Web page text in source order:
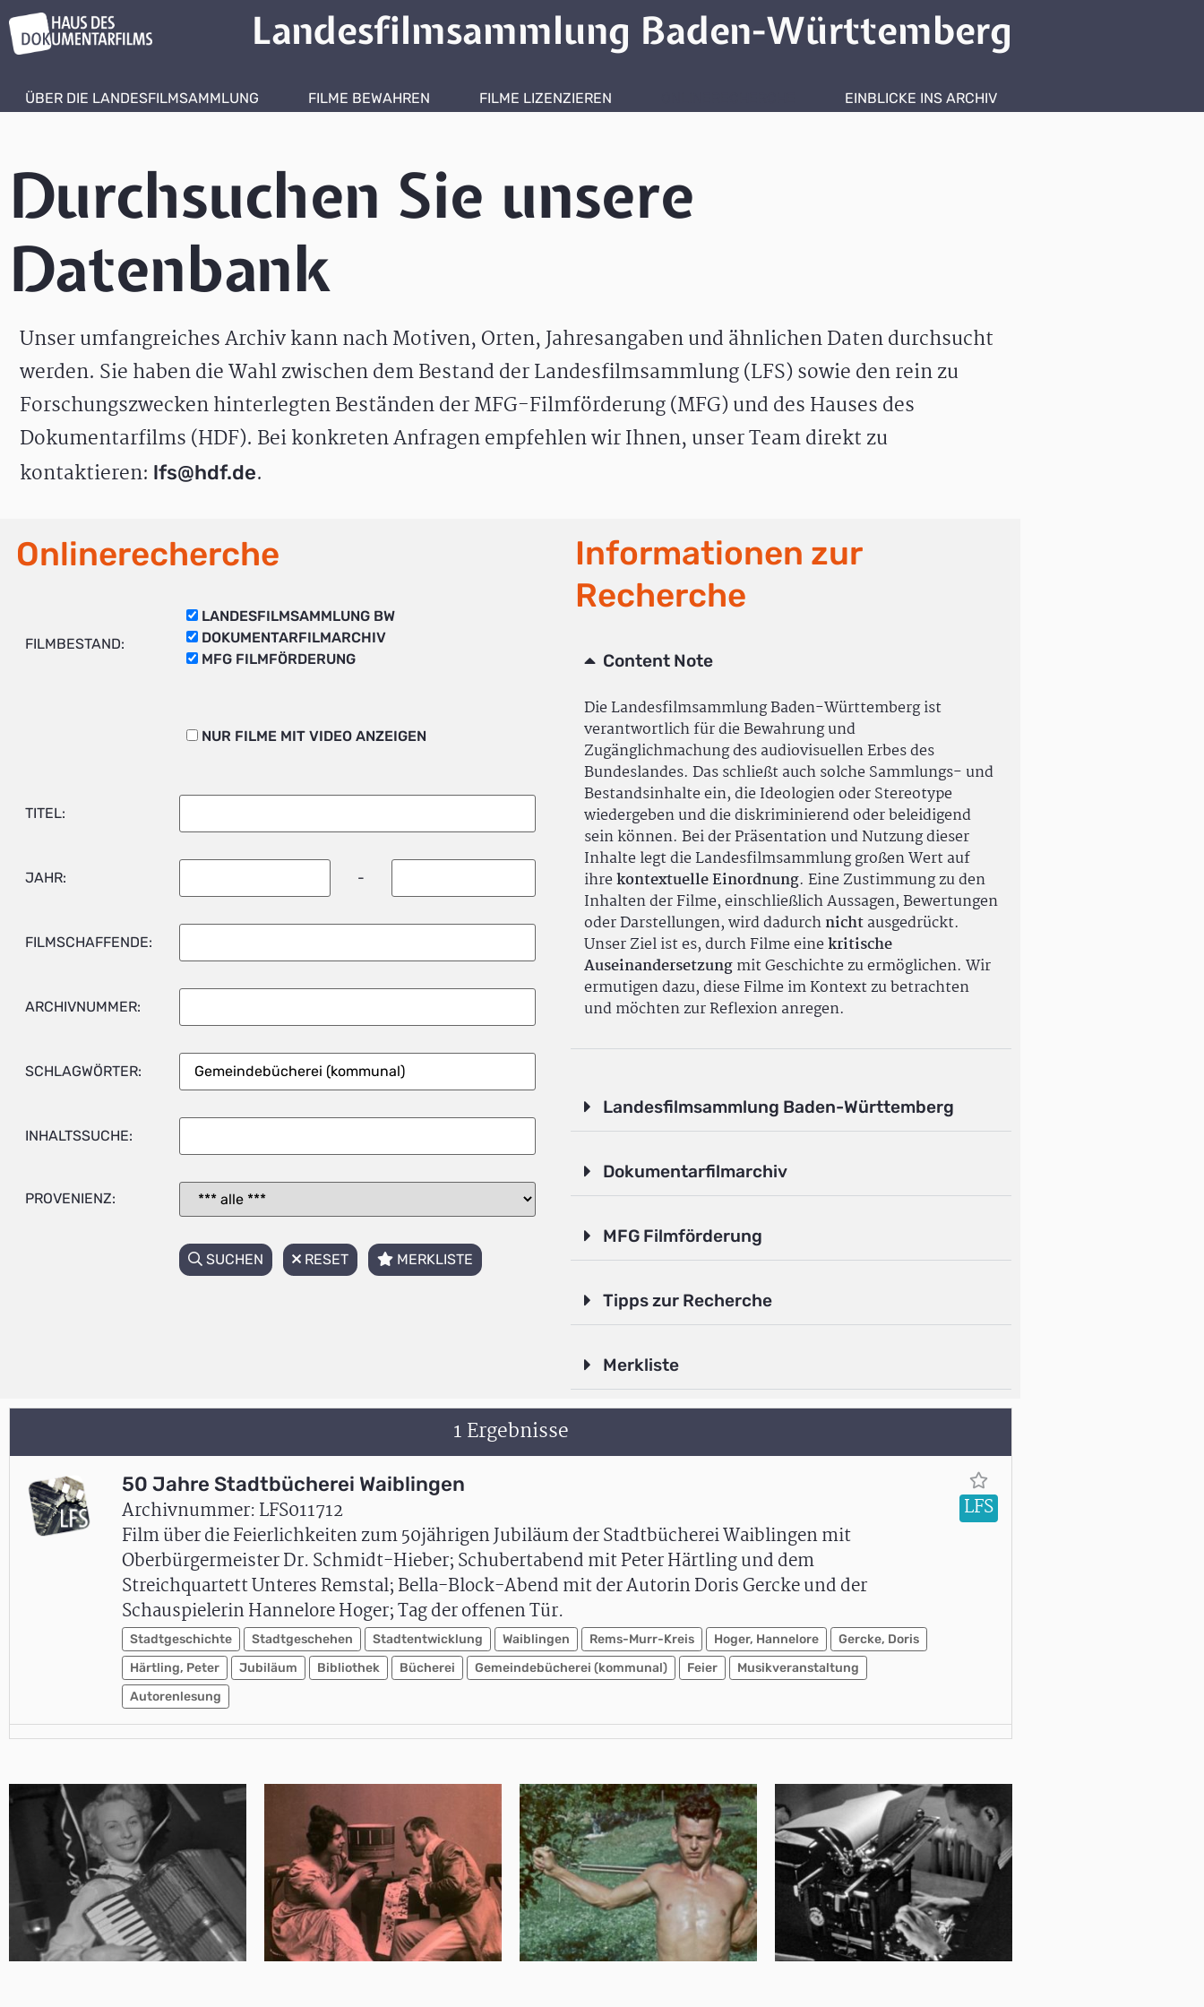
Landesfilmsammlung Baden-Württemberg
ÜBER DIE LANDESFILMSAMMLUNG FILME BEWAHREN FILME LIZENZIEREN EINBLICKE INS ARCHIV
Durchsuchen Sie unsere
Datenbank
Unser umfangreiches Archiv kann nach Motiven, Orten, Jahresangaben und ähnlichen Daten durchsucht
werden. Sie haben die Wahl zwischen dem Bestand der Landesfilmsammlung (LFS) sowie den rein zu
Forschungszwecken hinterlegten Beständen der MFG-Filmförderung (MFG) und des Hauses des
Dokumentarfilms (HDF). Bei konkreten Anfragen empfehlen wir Ihnen, unser Team direkt zu
kontaktieren: lfs@hdf.de.
Onlinerecherche
FILMBESTAND:
LANDESFILMSAMMLUNG BW
DOKUMENTARFILMARCHIV
MFG FILMFÖRDERUNG
NUR FILME MIT VIDEO ANZEIGEN
TITEL:
JAHR: -
FILMSCHAFFENDE:
ARCHIVNUMMER:
SCHLAGWÖRTER:
INHALTSSUCHE:
PROVENIENZ:
SUCHEN RESET MERKLISTE
Informationen zur
Recherche
Content Note
Die Landesfilmsammlung Baden-Württemberg ist
verantwortlich für die Bewahrung und
Zugänglichmachung des audiovisuellen Erbes des
Bundeslandes. Das schließt auch solche Sammlungs- und
Bestandsinhalte ein, die Ideologien oder Stereotype
wiedergeben und die diskriminierend oder beleidigend
sein können. Bei der Präsentation und Nutzung dieser
Inhalte legt die Landesfilmsammlung großen Wert auf
ihrekontextuelle Einordnung. Eine Zustimmung zu den
Inhalten der Filme, einschließlich Aussagen, Bewertungen
oder Darstellungen, wird dadurchnichtausgedrückt.
Unser Ziel ist es, durch Filme einekritische
Auseinandersetzungmit Geschichte zu ermöglichen. Wir
ermutigen dazu, diese Filme im Kontext zu betrachten
und möchten zur Reflexion anregen.
Landesfilmsammlung Baden-Württemberg
Dokumentarfilmarchiv
MFG Filmförderung
Tipps zur Recherche
Merkliste
1 Ergebnisse
50 Jahre Stadtbücherei Waiblingen
Archivnummer: LFS011712
Film über die Feierlichkeiten zum 50jährigen Jubiläum der Stadtbücherei Waiblingen mit
Oberbürgermeister Dr. Schmidt-Hieber; Schubertabend mit Peter Härtling und dem
Streichquartett Unteres Remstal; Bella-Block-Abend mit der Autorin Doris Gercke und der
Schauspielerin Hannelore Hoger; Tag der offenen Tür.
Stadtgeschichte Stadtgeschehen Stadtentwicklung Waiblingen Rems-Murr-Kreis Hoger, Hannelore
Gercke, Doris
Härtling, Peter
Jubiläum Bibliothek Bücherei Gemeindebücherei (kommunal) Feier
Musikveranstaltung
Autorenlesung
LFS